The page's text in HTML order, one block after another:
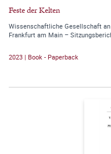
Feste der Kelten
Wissenschaftliche Gesellschaft
Frankfurt am Main –
2023 | Book - Paperback